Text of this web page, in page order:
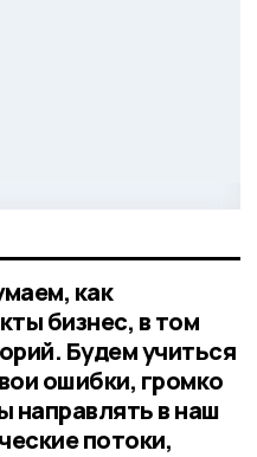
как
бизнес, в том
Будем учиться
ошибки, громко
направлять в наш
потоки,